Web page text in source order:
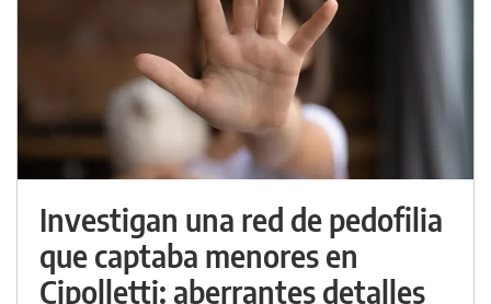
Investigan una red de pedofilia
que captaba menores en
Cipolletti: aberrantes detalles